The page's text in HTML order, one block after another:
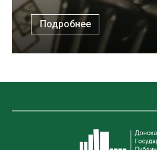
Подробнее